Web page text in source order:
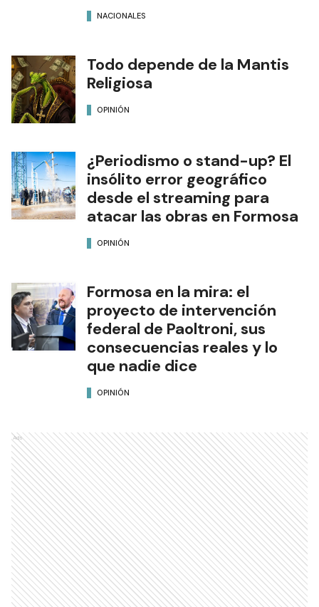
NACIONALES
Todo depende de la Mantis
Religiosa
OPINIÓN
¿Periodismo o stand-up? El
insólito error geográfico
desde el streaming para
atacar las obras en Formosa
OPINIÓN
Formosa en la mira: el
proyecto de intervención
federal de Paoltroni, sus
consecuencias reales y lo
que nadie dice
OPINIÓN
Ads